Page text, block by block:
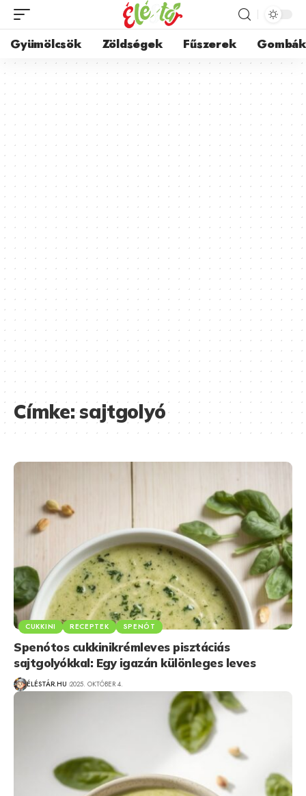
Gyümölcsök Zöldségek Fűszerek Gombák
Címke:sajtgolyó
CUKKINI RECEPTEK SPENÓT
Spenótos cukkinikrémleves pisztáciás
sajtgolyókkal: Egy igazán különleges leves
ÉLÉSTÁR.HU 2025. OKTÓBER 4.